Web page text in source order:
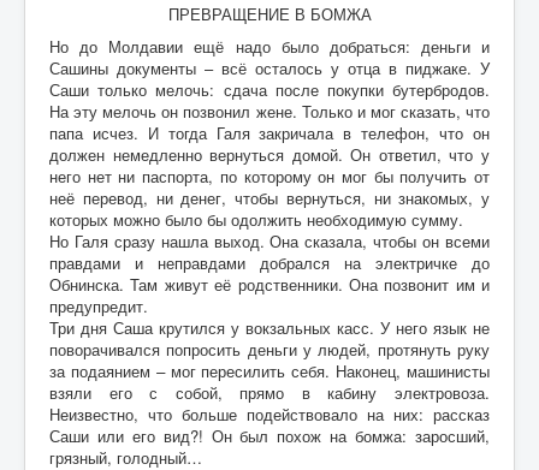
ПРЕВРАЩЕНИЕ В БОМЖА
Но до Молдавии ещё надо было добраться: деньги и
Сашины документы – всё осталось у отца в пиджаке. У
Саши только мелочь: сдача после покупки бутербродов.
На эту мелочь он позвонил жене. Только и мог сказать, что
папа исчез. И тогда Галя закричала в телефон, что он
должен немедленно вернуться домой. Он ответил, что у
него нет ни паспорта, по которому он мог бы получить от
неё перевод, ни денег, чтобы вернуться, ни знакомых, у
которых можно было бы одолжить необходимую сумму.
Но Галя сразу нашла выход. Она сказала, чтобы он всеми
правдами и неправдами добрался на электричке до
Обнинска. Там живут её родственники. Она позвонит им и
предупредит.
Три дня Саша крутился у вокзальных касс. У него язык не
поворачивался попросить деньги у людей, протянуть руку
за подаянием –мог пересилить себя. Наконец, машинисты
взяли его с собой, прямо в кабину электровоза.
Неизвестно, что больше подействовало на них: рассказ
Саши или его вид?! Он был похож на бомжа: заросший,
грязный, голодный…